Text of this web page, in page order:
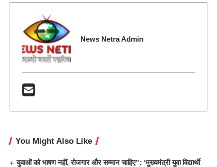
News Netra Admin
You Might Also Like
युवाओं को भाषण नहीं, रोजगार और सम्मान चाहिए”: ‘मुख्यमंत्री युवा विद्यार्थी